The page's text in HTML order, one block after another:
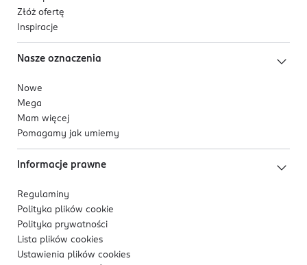
Złóż ofertę
Inspiracje
Nasze oznaczenia
Nowe
Mega
Mam więcej
Pomagamy jak umiemy
Informacje prawne
Regulaminy
Polityka plików cookie
Polityka prywatności
Lista plików cookies
Ustawienia plików cookies